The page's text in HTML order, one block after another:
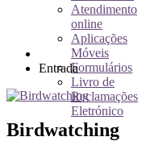
Atendimento
online
Aplicações
Móveis
Formulários
Livro de
Reclamações
Eletrónico
Entrada
Birdwatching